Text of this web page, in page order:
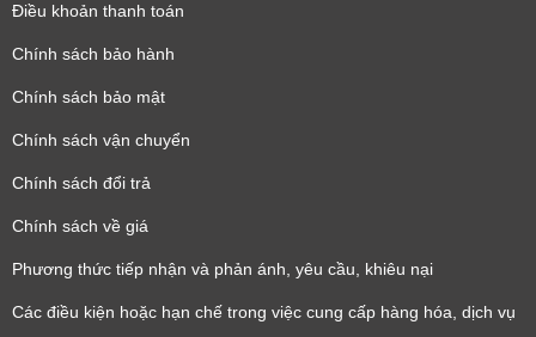
Điều khoản thanh toán
Chính sách bảo hành
Chính sách bảo mật
Chính sách vận chuyển
Chính sách đổi trả
Chính sách về giá
Phương thức tiếp nhận và phản ánh, yêu cầu, khiêu nại
Các điều kiện hoặc hạn chế trong việc cung cấp hàng hóa, dịch vụ